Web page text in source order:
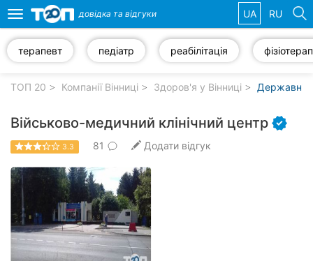
компанії
рубрики:
Стоматології
Ветеринарні
клініки
Toggle
navigation
довідка та відгуки UA RU
терапевт педіатр реабілітація
ТОП 20 Компанії Вінниці Здоров'я у Вінниці Державні
Військово-медичний клінічний центр
3.3 81 Додати відгук